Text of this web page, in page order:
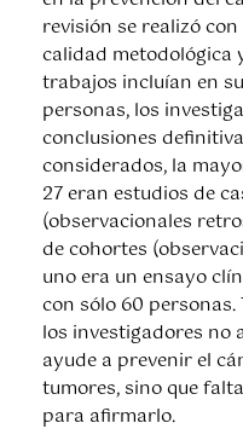
revisión se realizó
calidad metodológica
trabajos incluían en
personas, los
conclusiones
considerados, la
27 eran estudios de
(observacionales
de cohortes
uno era un ensayo
con sólo 60
los investigadores no
ayude a prevenir el
tumores, sino que
para afirmarlo.